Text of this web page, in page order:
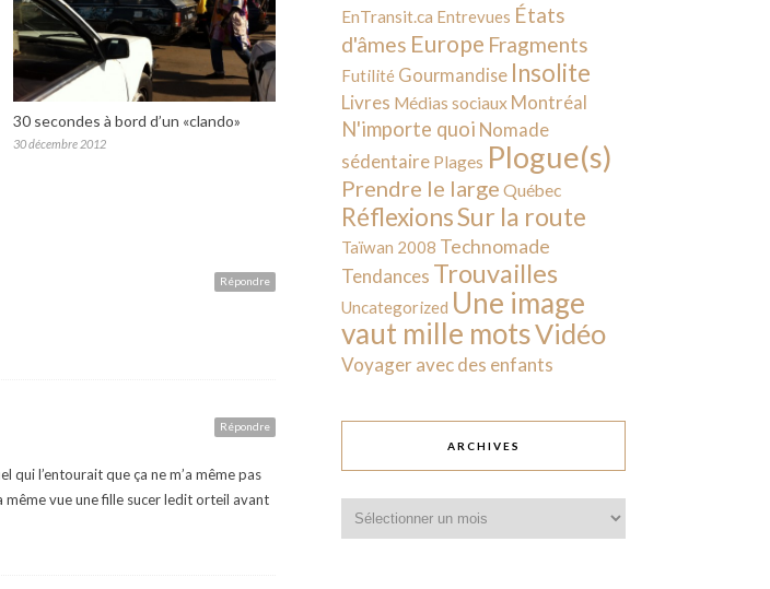
30 secondes à bord d’un «clando»
30 décembre 2012
Répondre
Répondre
qui l’entourait que ça ne m’a même pas
même vue une fille sucer ledit orteil avant
EnTransit.ca Entrevues États
d'âmes Europe Fragments
Futilité Gourmandise Insolite
Livres Médias sociaux Montréal
N'importe quoi Nomade
sédentaire Plages Plogue(s)
Prendre le large Québec
RéflexionsSur la route
Taïwan 2008 Technomade
Tendances Trouvailles
Uncategorized Une image
vaut mille motsVidéo
Voyager avec des enfants
ARCHIVES